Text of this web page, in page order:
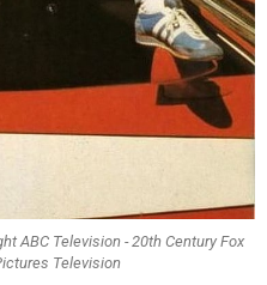
ABC Television - 20th Century Fox
Television